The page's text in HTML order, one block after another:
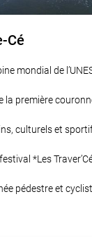
Cé
mondial de
la première
culturels et
*Les
pédestre et